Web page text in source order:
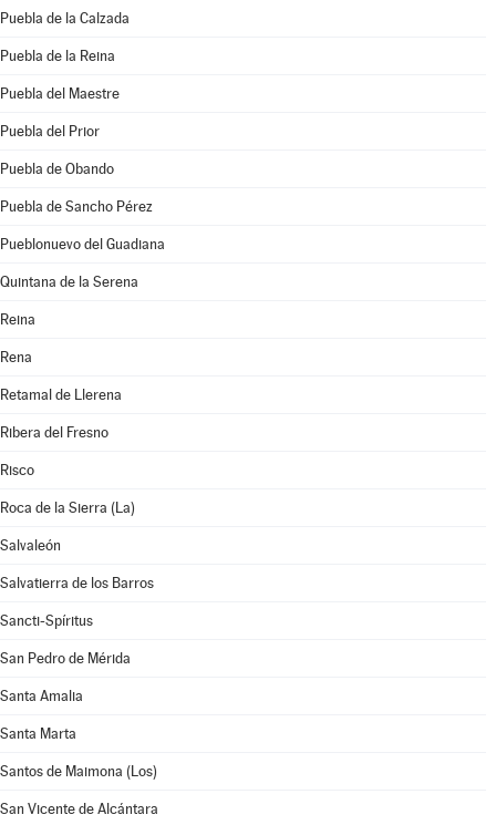
Puebla de la Calzada
Puebla de la Reina
Puebla del Maestre
Puebla del Prior
Puebla de Obando
Puebla de Sancho Pérez
Pueblonuevo del Guadiana
Quintana de la Serena
Reina
Rena
Retamal de Llerena
Ribera del Fresno
Risco
Roca de la Sierra (La)
Salvaleón
Salvatierra de los Barros
Sancti-Spíritus
San Pedro de Mérida
Santa Amalia
Santa Marta
Santos de Maimona (Los)
San Vicente de Alcántara